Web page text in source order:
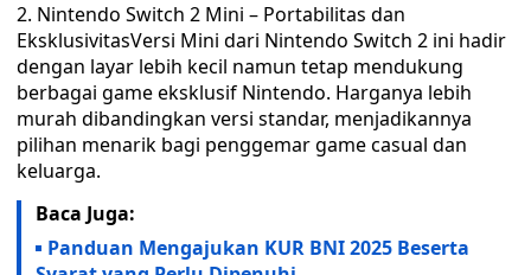
2. Nintendo Switch 2 Mini – Portabilitas dan
EksklusivitasVersi Mini dari Nintendo Switch 2 ini hadir
dengan layar lebih kecil namun tetap mendukung
berbagai game eksklusif Nintendo. Harganya lebih
murah dibandingkan versi standar, menjadikannya
pilihan menarik bagi penggemar game casual dan
keluarga.
Baca Juga:
Panduan Mengajukan KUR BNI 2025 Beserta